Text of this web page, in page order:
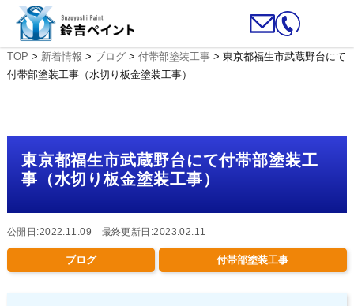
TOP > 新着情報 > ブログ> 付帯部塗装工事> 東京都福生市武蔵野台にて
付帯部塗装工事（水切り板金塗装工事）
東京都福生市武蔵野台にて付帯部塗装工
事（水切り板金塗装工事）
公開日:2022.11.09 最終更新日:2023.02.11
ブログ 付帯部塗装工事